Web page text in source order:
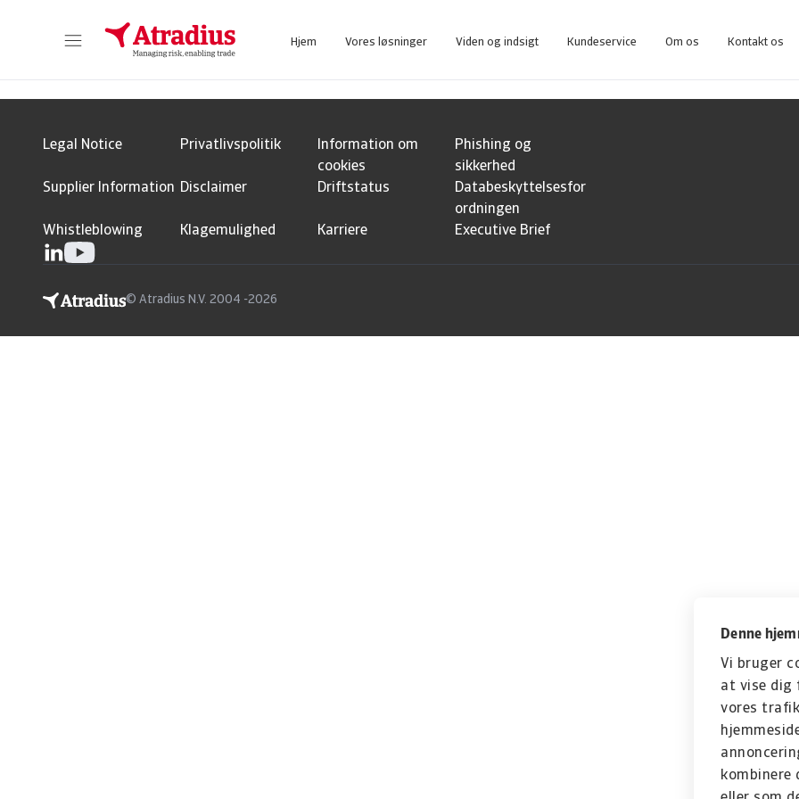
Denne
Vi bruger
at vise dig
vores
kombinere
Hjem Vores løsninger Viden og indsigt Kundeservice Om os Kontakt os
Legal Notice Privatlivspolitik
Information om
cookies
Phishing og
sikkerhed
Supplier Information Disclaimer Driftstatus
Databeskyttelsesfor
ordningen
Whistleblowing
Klagemulighed Karriere Executive Brief
© Atradius N.V. 2004 -2026